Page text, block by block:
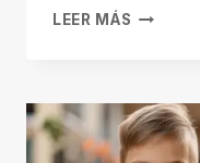
LEER MÁS
LA
INFANCIA
Y